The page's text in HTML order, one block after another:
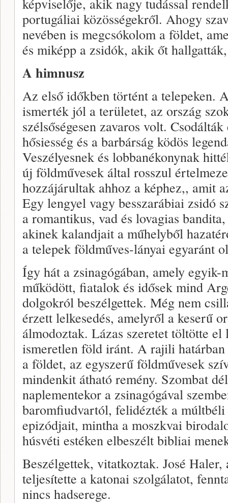
portugáliai közösségekről. Ahogy
nevében is megcsókolom a földet,
és miképp a zsidók, akik őt
A himnusz
Az első időkben történt a telepeken.
ismerték jól a területet, az ország
szélsőségesen zavaros volt.
hősiesség és a barbárság ködös
Veszélyesnek és lobbanékonynak
új földművesek által rosszul
hozzájárultak ahhoz a képhez,, amit
Egy lengyel vagy besszarábiai zsidó
a romantikus, vad és lovagias
akinek kalandjait a műhelyből
a telepek földműves-lányai egyaránt
Így hát a zsinagógában, amely
működött, fiatalok és idősek mind
dolgokról beszélgettek. Még nem
érzett lelkesedés, amelyről a keserű
álmodoztak. Lázas szeretet töltötte
ismeretlen föld iránt. A rajili
a földet, az egyszerű földművesek
mindenkit átható remény. Szombat
naplementekor a zsinagógával
baromfiudvartól, felidézték a
epizódjait, mintha a moszkvai
húsvéti estéken elbeszélt bibliai
Beszélgettek, vitatkoztak. José
teljesítette a katonai szolgálatot,
nincs hadserege.